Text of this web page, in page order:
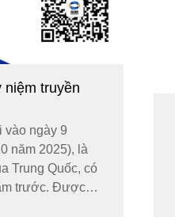
niệm truyền
vào ngày 9
năm 2025), là
Trung Quốc, có
trước. Được